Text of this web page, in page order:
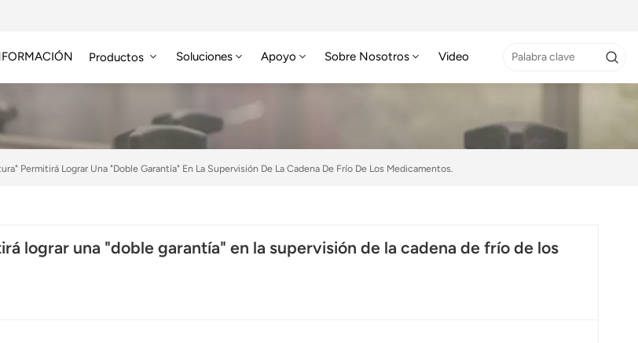
Productos Soluciones Apoyo Sobre Nosotros Video
Permitirá Lograr Una "doble Garantía" En La Supervisión De La Cadena De Frío De Los Medicamentos.
lograr una "doble garantía" en la supervisión de la cadena de frío de los